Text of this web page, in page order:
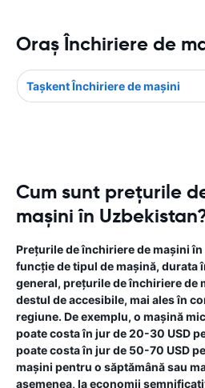
Oraş Închiriere de
Taşkent Închiriere de maşini
Cum sunt prețurile
mașini în
Prețurile de închiriere de mașini
funcție de tipul de mașină, durata
general, prețurile de închiriere de
destul de accesibile, mai ales în
regiune. De exemplu, o mașină
poate costa în jur de 20-30 USD
poate costa în jur de 50-70 USD
mașini pentru o săptămână sau
asemenea, la economii